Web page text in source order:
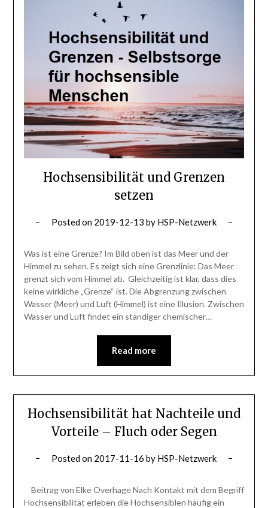
Hochsensibilität und Grenzen
setzen
Posted on 2019-12-13 by HSP-Netzwerk
Was ist eine Grenze? Im Bild oben ist das Meer und der
Himmel zu sehen. Es zeigt sich eine Grenzlinie: Das Meer
grenzt sich vom Himmel ab. Gleichzeitig ist klar, dass dies
keine wirkliche „Grenze“ ist. Die Abgrenzung zwischen
Wasser (Meer) und Luft (Himmel) ist eine Illusion. Zwischen
Wasser und Luft findet ein ständiger chemischer…
Read more
Hochsensibilität hat Nachteile und
Vorteile – Fluch oder Segen
Posted on 2017-11-16 by HSP-Netzwerk
Beitrag von Elke Overhage Nach Kontakt mit dem Begriff
Hochsensibilität erleben die Hochsensiblen häufig ein